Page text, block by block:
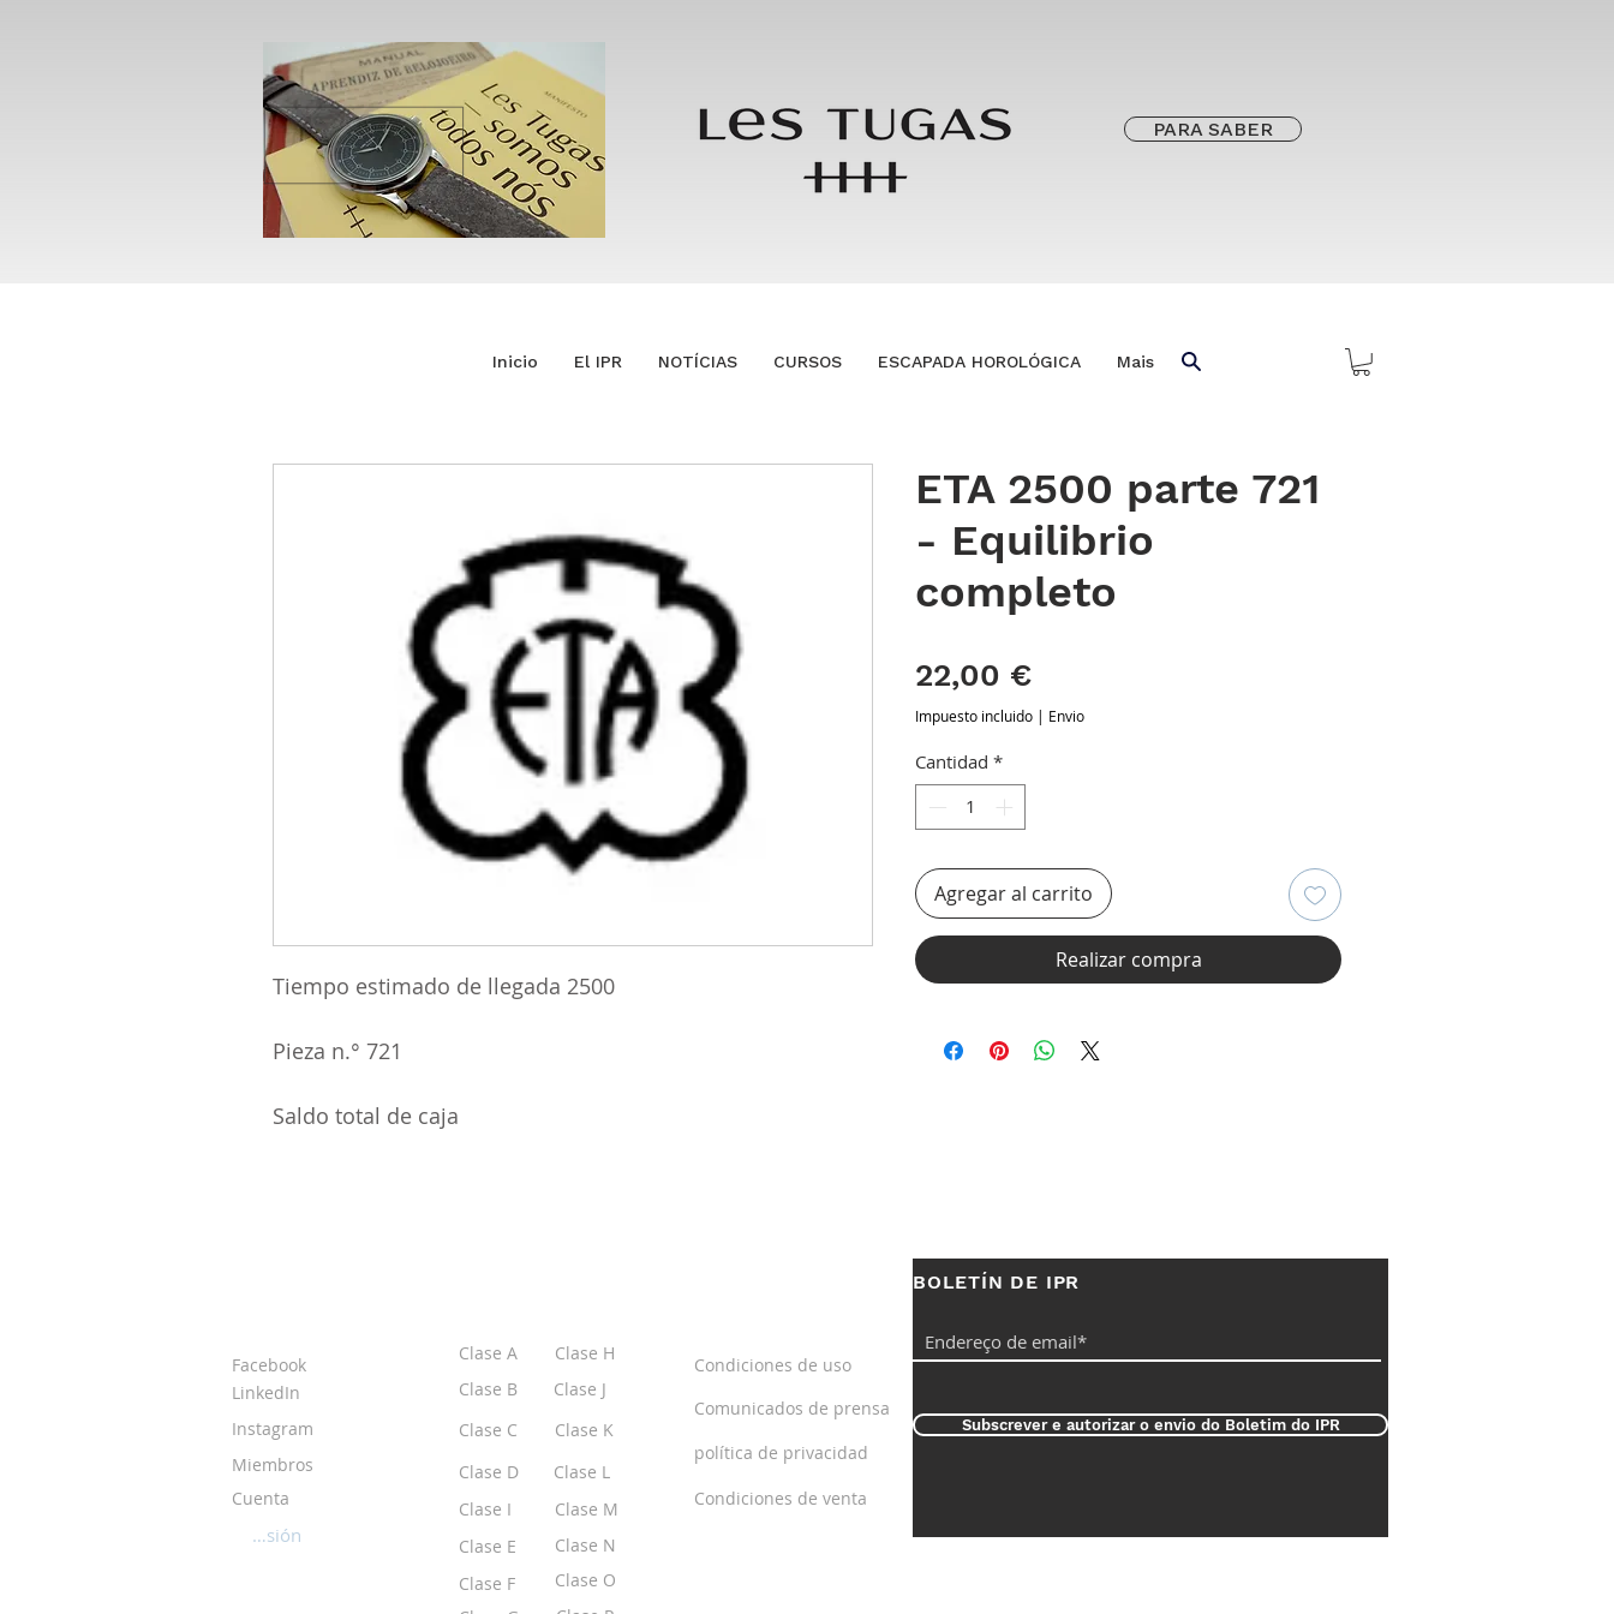
PARA SABER
Inicio El IPR NOTÍCIAS CURSOS ESCAPADA HOROLÓGICA Mais
Tiempo estimado de llegada 2500
Pieza n.° 721
Saldo total de caja
ETA 2500 parte 721
- Equilibrio
completo
22,00 €Precio
Impuesto incluido | Envio
Cantidad *
Agregar al carrito
Realizar compra
Facebook
LinkedIn
Instagram
Miembros
Cuenta
Iniciar sesión
Clase A
Clase H
Clase B
Clase J
Clase C
Clase K
Clase D
Clase L
Clase I
Clase M
Clase E
Clase F
Condiciones de uso
Comunicados de prensa
política de privacidad
Condiciones de venta
BOLETÍN DE IPR
Subscrever e autorizar o envio do Boletim do IPR
Clase N
Clase O